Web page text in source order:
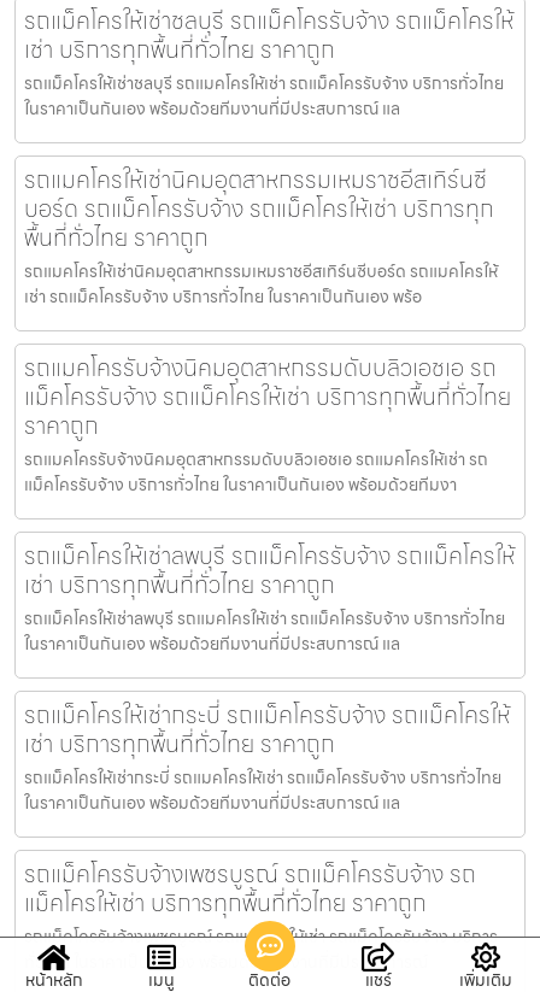
รถแม็คโครให้เช่าชลบุรี รถแม็คโครรับจ้าง รถแม็คโครให้
เช่า บริการทุกพื้นที่ทั่วไทย ราคาถูก
รถแม็คโครให้เช่าชลบุรี รถแมคโครให้เช่า รถแม็คโครรับจ้าง บริการทั่วไทย
ในราคาเป็นกันเอง พร้อมด้วยทีมงานที่มีประสบการณ์ แล
รถแมคโครให้เช่านิคมอุตสาหกรรมเหมราชอีสเทิร์นซี
บอร์ด รถแม็คโครรับจ้าง รถแม็คโครให้เช่า บริการทุก
พื้นที่ทั่วไทย ราคาถูก
รถแมคโครให้เช่านิคมอุตสาหกรรมเหมราชอีสเทิร์นซีบอร์ด รถแมคโครให้
เช่า รถแม็คโครรับจ้าง บริการทั่วไทย ในราคาเป็นกันเอง พร้อ
รถแมคโครรับจ้างนิคมอุตสาหกรรมดับบลิวเอชเอ รถ
แม็คโครรับจ้าง รถแม็คโครให้เช่า บริการทุกพื้นที่ทั่วไทย
ราคาถูก
รถแมคโครรับจ้างนิคมอุตสาหกรรมดับบลิวเอชเอ รถแมคโครให้เช่า รถ
แม็คโครรับจ้าง บริการทั่วไทย ในราคาเป็นกันเอง พร้อมด้วยทีมงา
รถแม็คโครให้เช่าลพบุรี รถแม็คโครรับจ้าง รถแม็คโครให้
เช่า บริการทุกพื้นที่ทั่วไทย ราคาถูก
รถแม็คโครให้เช่าลพบุรี รถแมคโครให้เช่า รถแม็คโครรับจ้าง บริการทั่วไทย
ในราคาเป็นกันเอง พร้อมด้วยทีมงานที่มีประสบการณ์ แล
รถแม็คโครให้เช่ากระบี่ รถแม็คโครรับจ้าง รถแม็คโครให้
เช่า บริการทุกพื้นที่ทั่วไทย ราคาถูก
รถแม็คโครให้เช่ากระบี่ รถแมคโครให้เช่า รถแม็คโครรับจ้าง บริการทั่วไทย
ในราคาเป็นกันเอง พร้อมด้วยทีมงานที่มีประสบการณ์ แล
รถแม็คโครรับจ้างเพชรบูรณ์ รถแม็คโครรับจ้าง รถ
แม็คโครให้เช่า บริการทุกพื้นที่ทั่วไทย ราคาถูก
รถแม็คโครรับจ้างเพชรบูรณ์ รถแมคโครให้เช่า รถแม็คโครรับจ้าง บริการ
ทั่วไทย ในราคาเป็นกันเอง พร้อมด้วยทีมงานที่มีประสบการณ์
หน้าหลัก เมนู ติดต่อ แชร์ เพิ่มเติม